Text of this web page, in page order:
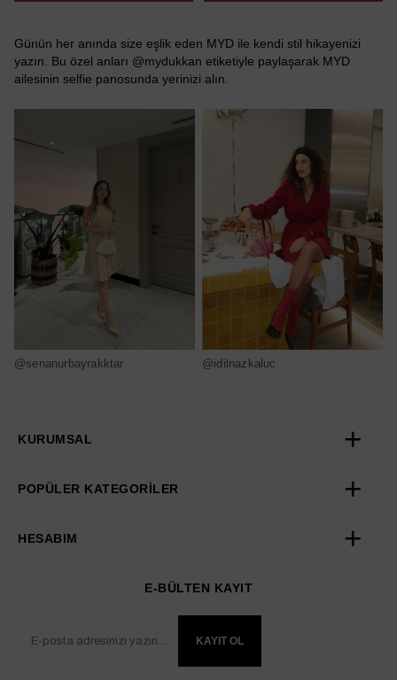
Günün her anında size eşlik eden MYD ile kendi stil hikayenizi
yazın. Bu özel anları @mydukkan etiketiyle paylaşarak MYD
ailesinin selfie panosunda yerinizi alın.
@senanurbayrakktar @idilnazkaluc
KURUMSAL
POPÜLER KATEGORİLER
HESABIM
E-BÜLTEN KAYIT
KAYIT OL